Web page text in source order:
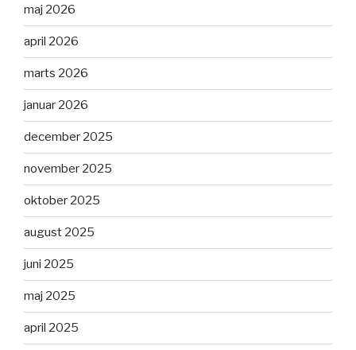
maj 2026
april 2026
marts 2026
januar 2026
december 2025
november 2025
oktober 2025
august 2025
juni 2025
maj 2025
april 2025